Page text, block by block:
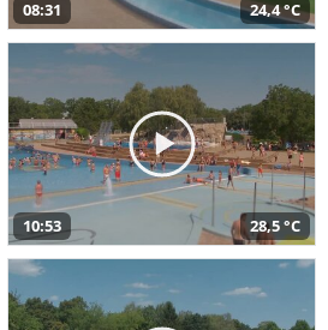
08:31 24,4 °C
10:53 28,5 °C